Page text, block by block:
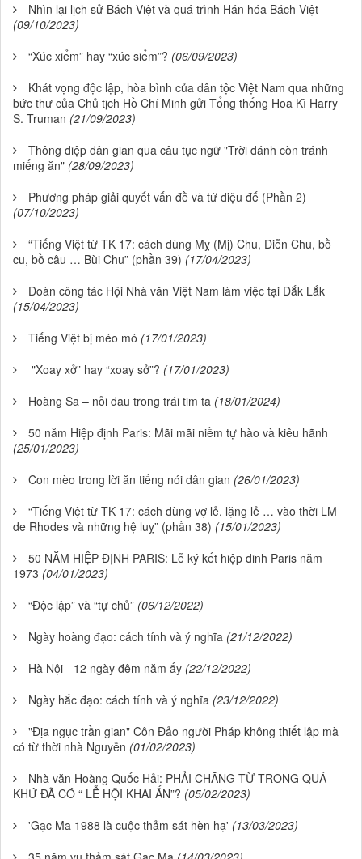
Nhìn lại lịch sử Bách Việt và quá trình Hán hóa Bách Việt
(09/10/2023)
“Xúc xiểm” hay “xúc siểm”? (06/09/2023)
Khát vọng độc lập, hòa bình của dân tộc Việt Nam qua những
bức thư của Chủ tịch Hồ Chí Minh gửi Tổng thống Hoa Kì Harry
S. Truman (21/09/2023)
Thông điệp dân gian qua câu tục ngữ "Trời đánh còn tránh
miếng ăn" (28/09/2023)
Phương pháp giải quyết vấn đề và tứ diệu đế (Phần 2)
(07/10/2023)
“Tiếng Việt từ TK 17: cách dùng Mỵ (Mị) Chu, Diễn Chu, bồ
cu, bồ câu … Bùi Chu” (phần 39) (17/04/2023)
Đoàn công tác Hội Nhà văn Việt Nam làm việc tại Đắk Lắk
(15/04/2023)
Tiếng Việt bị méo mó (17/01/2023)
"Xoay xở” hay “xoay sở”? (17/01/2023)
Hoàng Sa – nỗi đau trong trái tim ta (18/01/2024)
50 năm Hiệp định Paris: Mãi mãi niềm tự hào và kiêu hãnh
(25/01/2023)
Con mèo trong lời ăn tiếng nói dân gian (26/01/2023)
“Tiếng Việt từ TK 17: cách dùng vợ lẻ, lặng lẻ … vào thời LM
de Rhodes và những hệ luỵ” (phần 38) (15/01/2023)
50 NĂM HIỆP ĐỊNH PARIS: Lễ ký kết hiệp đinh Paris năm
1973 (04/01/2023)
“Độc lập” và “tự chủ” (06/12/2022)
Ngày hoàng đạo: cách tính và ý nghĩa (21/12/2022)
Hà Nội - 12 ngày đêm năm ấy (22/12/2022)
Ngày hắc đạo: cách tính và ý nghĩa (23/12/2022)
"Địa ngục trần gian" Côn Đảo người Pháp không thiết lập mà
có từ thời nhà Nguyễn (01/02/2023)
Nhà văn Hoàng Quốc Hải: PHẢI CHĂNG TỪ TRONG QUÁ
KHỨ ĐÃ CÓ “ LỄ HỘI KHAI ẤN”? (05/02/2023)
'Gạc Ma 1988 là cuộc thảm sát hèn hạ' (13/03/2023)